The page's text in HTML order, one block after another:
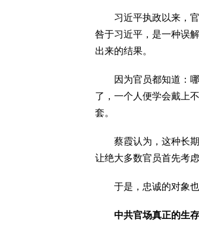
习近平执政以来，官
咎于习近平，是一种误
出来的结果。
因为官员都知道：哪
了，一个人便学会戴上
套。
蔡霞认为，这种长期
让绝大多数官员首先考
于是，忠诚的对象也
中共官场真正的生存